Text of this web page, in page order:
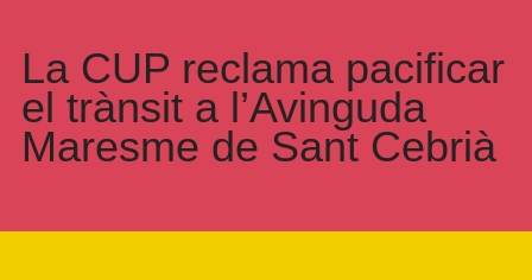
La CUP reclama pacificar
el trànsit a l’Avinguda
Maresme de Sant Cebrià